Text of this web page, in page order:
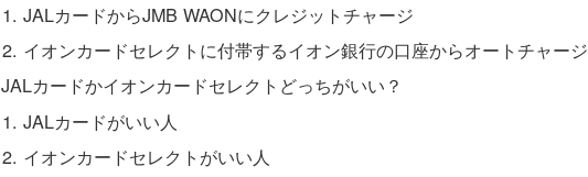
JALカードからJMB WAONにクレジットチャージ
イオンカードセレクトに付帯するイオン銀行の口座からオートチャージ
JALカードかイオンカードセレクトどっちがいい？
JALカードがいい人
イオンカードセレクトがいい人